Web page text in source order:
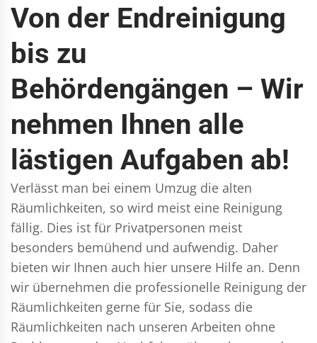
Von der Endreinigung
bis zu
Behördengängen – Wir
nehmen Ihnen alle
lästigen Aufgaben ab!
Verlässt man bei einem Umzug die alten
Räumlichkeiten, so wird meist eine Reinigung
fällig. Dies ist für Privatpersonen meist
besonders bemühend und aufwendig. Daher
bieten wir Ihnen auch hier unsere Hilfe an. Denn
wir übernehmen die professionelle Reinigung der
Räumlichkeiten gerne für Sie, sodass die
Räumlichkeiten nach unseren Arbeiten ohne